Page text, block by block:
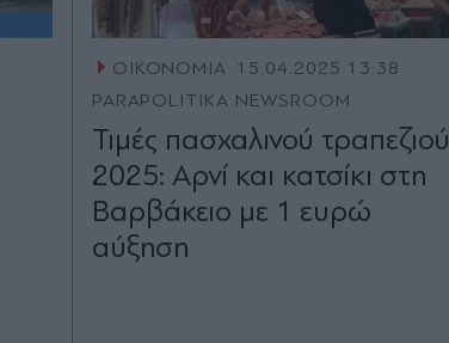
ΟΙΚΟΝΟΜΙΑ 15.04.2025 13:38
PARAPOLITIKA NEWSROOM
Τιμές πασχαλινού τραπεζιού
2025: Αρνί και κατσίκι στη
Βαρβάκειο με 1 ευρώ
αύξηση